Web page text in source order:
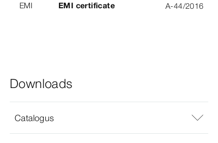
EMI EMI certificate A-44/2016
Downloads
Catalogus